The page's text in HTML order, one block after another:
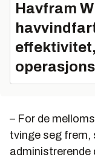
Havfram
– For de
tvinge seg frem,
administrerende